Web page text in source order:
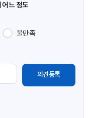
어느 정도
불만족